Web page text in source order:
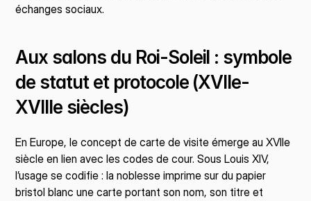
échanges sociaux.
Aux salons du Roi-Soleil : symbole
de statut et protocole (XVIIe-
XVIIIe siècles)
En Europe, le concept de carte de visite émerge au XVIIe
siècle en lien avec les codes de cour. Sous Louis XIV,
l’usage se codifie : la noblesse imprime sur du papier
bristol blanc une carte portant son nom, son titre et